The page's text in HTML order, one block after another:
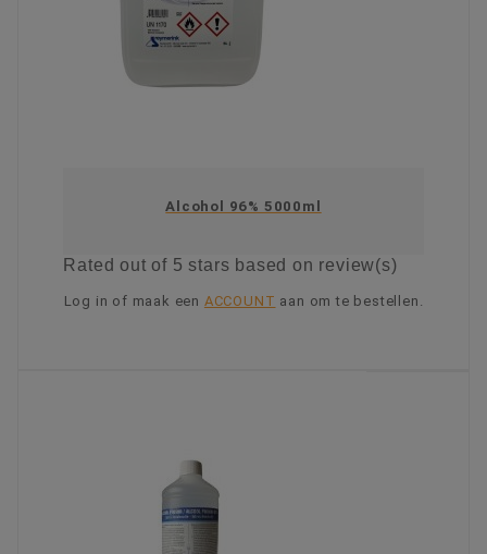
Alcohol 96% 5000ml
Ratedout of 5 stars based on review(s)
Log in of maak een ACCOUNT aan om te bestellen.